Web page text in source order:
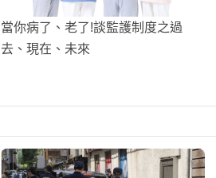
當你病了、老了!談監護制度之過
去、現在、未來